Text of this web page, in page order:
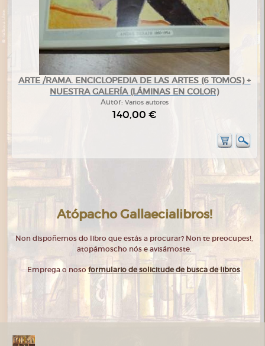
ARTE /RAMA. ENCICLOPEDIA DE LAS ARTES (6 TOMOS) +
NUESTRA GALERÍA (LÁMINAS EN COLOR)
Autor: Varios autores
140,00 €
Atópacho Gallaecialibros!
Non dispoñemos do libro que estás a procurar? Non te preocupes!,
atopámoscho nós e avisámoste.
Emprega o nosoformulario de solicitude de busca de libros.